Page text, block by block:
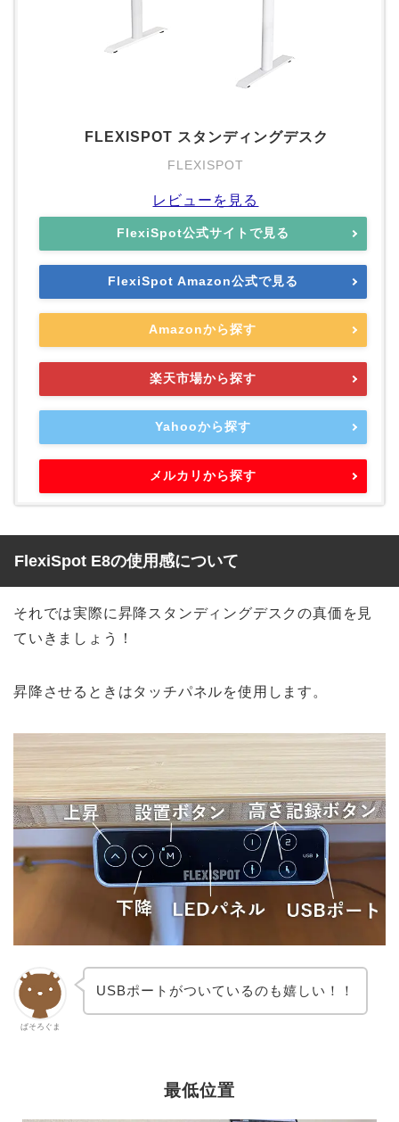
FLEXISPOT スタンディングデスク
FLEXISPOT
レビューを見る
FlexiSpot公式サイトで見る
FlexiSpot Amazon公式で見る
Amazonから探す
楽天市場から探す
Yahooから探す
メルカリから探す
FlexiSpot E8の使用感について
それでは実際に昇降スタンディングデスクの真価を見
ていきましょう！
昇降させるときはタッチパネルを使用します。
ぱそろぐま
USBポートがついているのも嬉しい！！
最低位置